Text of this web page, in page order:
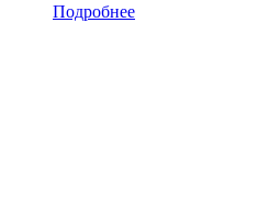
Подробнее